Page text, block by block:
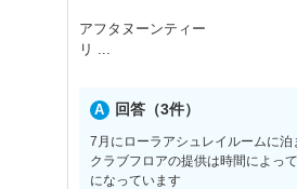
アフタヌーンティー
リ
回答（3件）
7月にローラアシュレイルームに泊
クラブフロアの提供は時間によっ
になっています